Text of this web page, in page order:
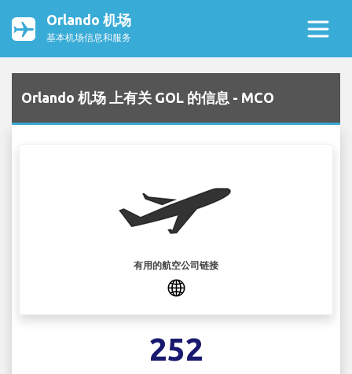
Orlando 机场
基本机场信息和服务
Orlando 机场 上有关 GOL 的信息 - MCO
有用的航空公司链接
252